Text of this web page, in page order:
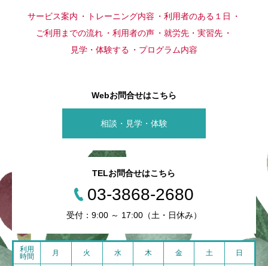
サービス案内 トレーニング内容
利用者のある１日
ご利用までの流れ
利用者の声
就労先・実習先
見学・体験する
プログラム内容
Webお問合せはこちら
相談・見学・体験
TELお問合せはこちら
03-3868-2680
受付：9:00 ～ 17:00（土・日休み）
利用
時間
月 火 水 木 金 土 日